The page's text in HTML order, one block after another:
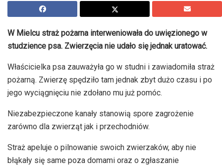
W Mielcu straż pożarna interweniowała do uwięzionego w
studzience psa. Zwierzęcia nie udało się jednak uratować.
Właścicielka psa zauważyła go w studni i zawiadomiła straż
pożarną. Zwierzę spędziło tam jednak zbyt dużo czasu i po
jego wyciągnięciu nie zdołano mu już pomóc.
Niezabezpieczone kanały stanowią spore zagrożenie
zarówno dla zwierząt jak i przechodniów.
Straż apeluje o pilnowanie swoich zwierzaków, aby nie
błąkały się same poza domami oraz o zgłaszanie